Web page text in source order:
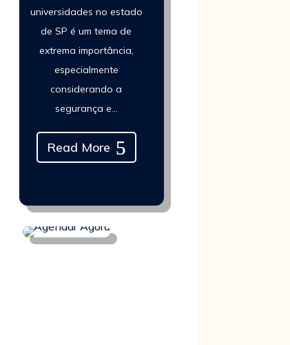
universidades no estado
de SP é um tema de
extrema importância,
especialmente
considerando a
segurança e...
Read More